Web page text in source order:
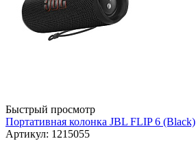
Быстрый просмотр
Портативная колонка JBL FLIP 6 (Black)
Артикул: 1215055